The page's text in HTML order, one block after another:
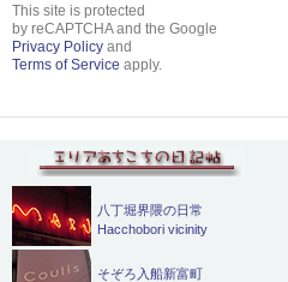
This site is protected
by reCAPTCHA and the Google
Privacy Policy and
Terms of Service apply.
八丁堀界隈の日常
Hacchobori vicinity
そぞろ入船新富町